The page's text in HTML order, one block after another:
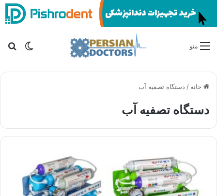
تغییر منو
خانه / دستگاه تصفیه آب
دستگاه تصفیه آب